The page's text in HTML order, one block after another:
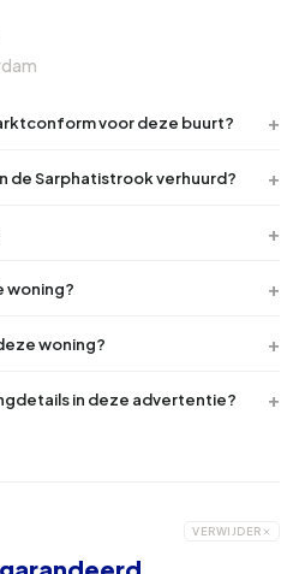
voor deze buurt?
de Sarphatistrook verhuurd?
woning?
woning?
in deze advertentie?
VERWIJDER